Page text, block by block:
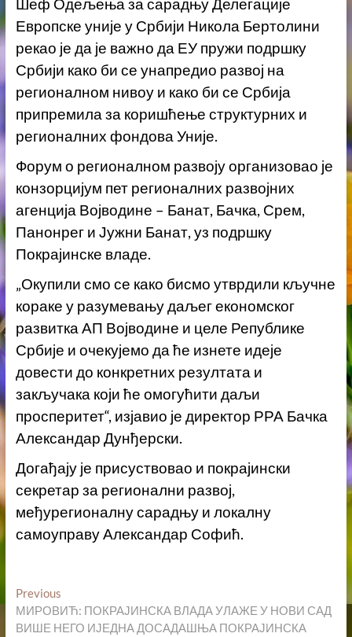
Шеф Одељења за сарадњу Делегације
Европске уније у Србији Никола Бертолини
рекао је да је важно да ЕУ пружи подршку
Србији како би се унапредио развој на
регионалном нивоу и како би се Србија
припремила за коришћење структурних и
регионалних фондова Уније.
Форум о регионалном развоју организовао је
конзорцијум пет регионалних развојних
агенција Војводине – Банат, Бачка, Срем,
Панонрег и Јужни Банат, уз подршку
Покрајинске владе.
„Окупили смо се како бисмо утврдили кључне
кораке у разумевању даљег економског
развитка АП Војводине и целе Републике
Србије и очекујемо да ће изнете идеје
довести до конкретних резултата и
закључака који ће омогућити даљи
просперитет“, изјавио је директор РРА Бачка
Александар Дунђерски.
Догађају је присуствовао и покрајински
секретар за регионални развој,
међурегионалну сарадњу и локалну
самоуправу Александар Софић.
Кретање
чланка
PreviousPrevious
post:
МИРОВИЋ: ПОКРАЈИНСКА ВЛАДА УЛАЖЕ У НОВИ САД
ВИШЕ НЕГО ИЈЕДНА ДОСАДАШЊА ПОКРАЈИНСКА